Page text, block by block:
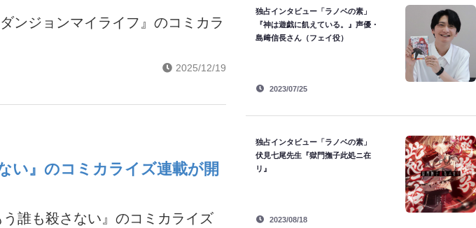
ンジョンマイライフ』のコミカラ
2025/12/19
い』のコミカライズ連載が開
誰も殺さない』のコミカライズ
独占インタビュー「ラノベの素」
『神は遊戯に飢えている。』声優・
島﨑信長さん（フェイ役）
2023/07/25
独占インタビュー「ラノベの素」
伏見七尾先生『獄門撫子此処ニ在
リ』
2023/08/18